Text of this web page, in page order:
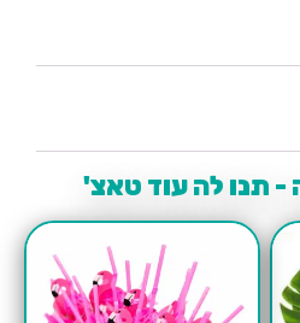
תנו לה עוד טאצ'